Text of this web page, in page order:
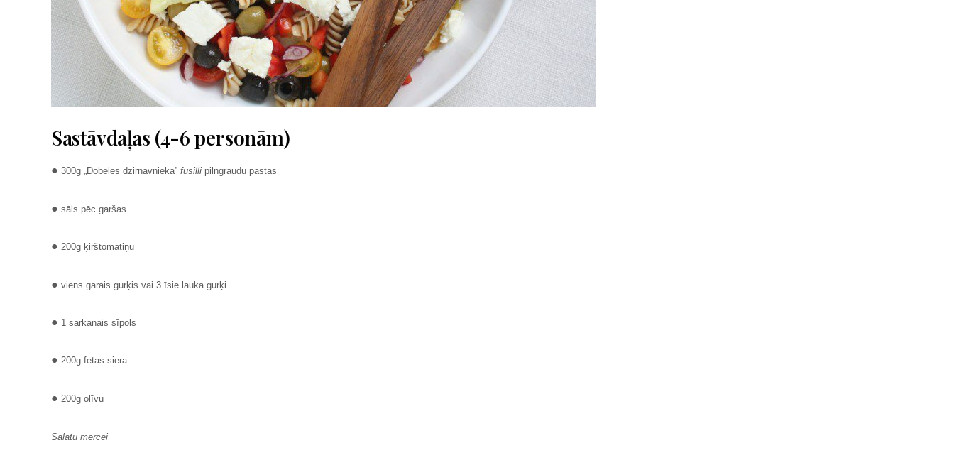
Sastāvdaļas (4­-6 personām)
● 300g „Dobeles dzirnavnieka” fusilli pilngraudu pastas
● sāls pēc garšas
● 200g ķirštomātiņu
● viens garais gurķis vai 3 īsie lauka gurķi
● 1 sarkanais sīpols
● 200g fetas siera
● 200g olīvu
Salātu mērcei